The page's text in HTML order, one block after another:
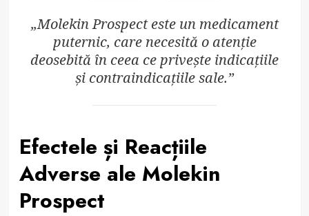
„Molekin Prospect este un medicament
puternic, care necesită o atenție
deosebită în ceea ce privește indicațiile
și contraindicațiile sale.”
Efectele și Reacțiile
Adverse ale Molekin
Prospect